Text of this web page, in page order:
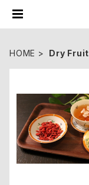
HOME Dry Fruit